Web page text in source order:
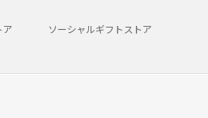
ア ソーシャルギフトストア